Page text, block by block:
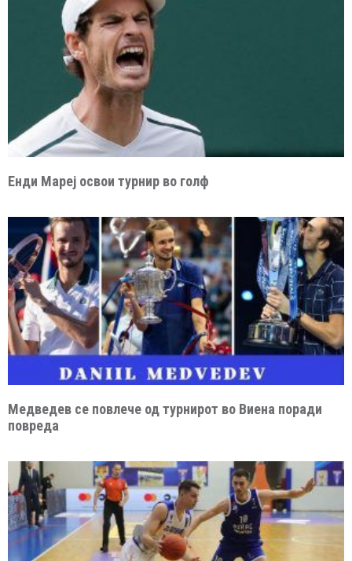
Енди Мареј освои турнир во голф
Медведев се повлече од турнирот во Виена поради
повреда